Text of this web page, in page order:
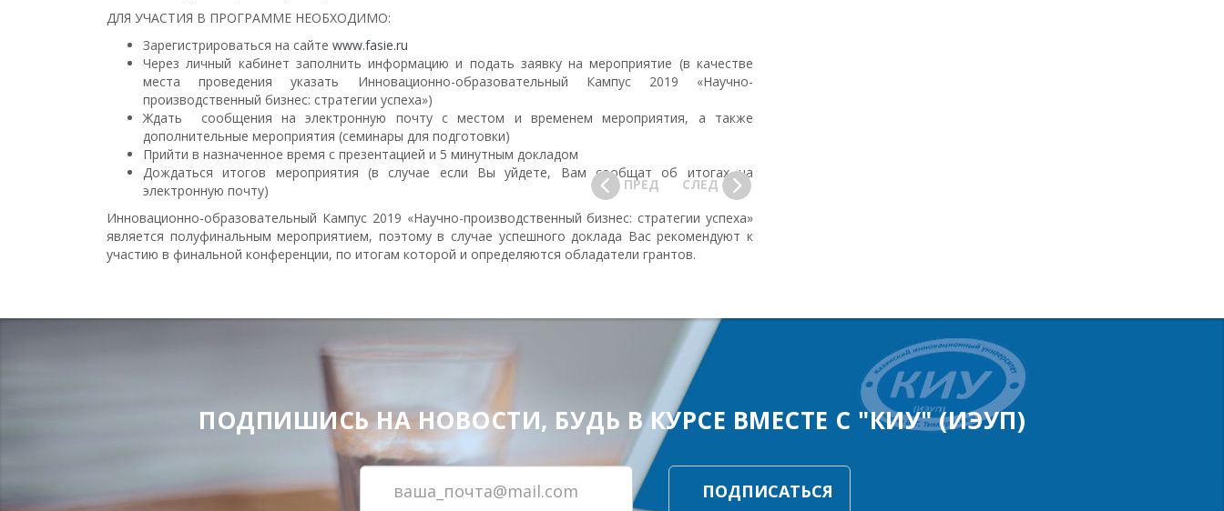
ДЛЯ УЧАСТИЯ В ПРОГРАММЕ НЕОБХОДИМО:
Зарегистрироваться на сайте www.fasie.ru
Через личный кабинет заполнить информацию и подать заявку на мероприятие (в качестве
места проведения указать Инновационно-образовательный Кампус 2019 «Научно-
производственный бизнес: стратегии успеха»)
Ждать сообщения на электронную почту с местом и временем мероприятия, а также
дополнительные мероприятия (семинары для подготовки)
Прийти в назначенное время с презентацией и 5 минутным докладом
Дождаться итогов мероприятия (в случае если Вы уйдете, Вам сообщат об итогах на
электронную почту)
Инновационно-образовательный Кампус 2019 «Научно-производственный бизнес: стратегии успеха»
является полуфинальным мероприятием, поэтому в случае успешного доклада Вас рекомендуют к
участию в финальной конференции, по итогам которой и определяются обладатели грантов.
ПРЕД СЛЕД
ПОДПИШИСЬ НА НОВОСТИ, БУДЬ В КУРСЕ ВМЕСТЕ С "КИУ" (ИЭУП)
ПОДПИСАТЬСЯ